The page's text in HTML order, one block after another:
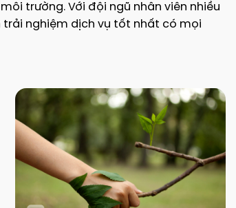
trường. Với đội ngũ nhân viên nhiều
trải nghiệm dịch vụ tốt nhất có mọi